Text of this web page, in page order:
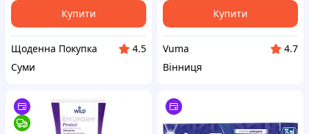
Купити
Щоденна Покупка
4.5
Суми
Купити
Vuma
4.7
Вінниця